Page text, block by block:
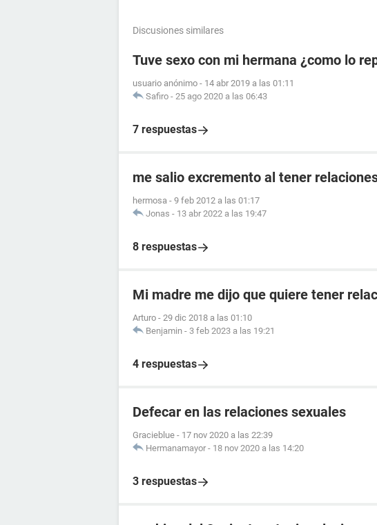
Discusiones similares
Tuve sexo con mi hermana ¿como lo
usuario anónimo - 14 abr 2019 a las 01:11
Safiro - 25 ago 2020 a las 06:43
7 respuestas
me salio excremento al tener
hermosa - 9 feb 2012 a las 01:17
Jonas - 13 abr 2022 a las 19:47
8 respuestas
Mi madre me dijo que quiere tener
Arturo - 29 dic 2018 a las 01:10
Benjamin - 3 feb 2023 a las 19:21
4 respuestas
Defecar en las relaciones sexuales
Gracieblue - 17 nov 2020 a las 22:39
Hermanamayor - 18 nov 2020 a las 14:20
3 respuestas